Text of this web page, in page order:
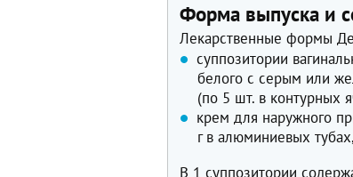
Форма выпуска и
Лекарственные формы
суппозитории
белого с серым или
(по 5 шт. в контурных
крем для наружного
г в алюминиевых
В 1 суппозитории